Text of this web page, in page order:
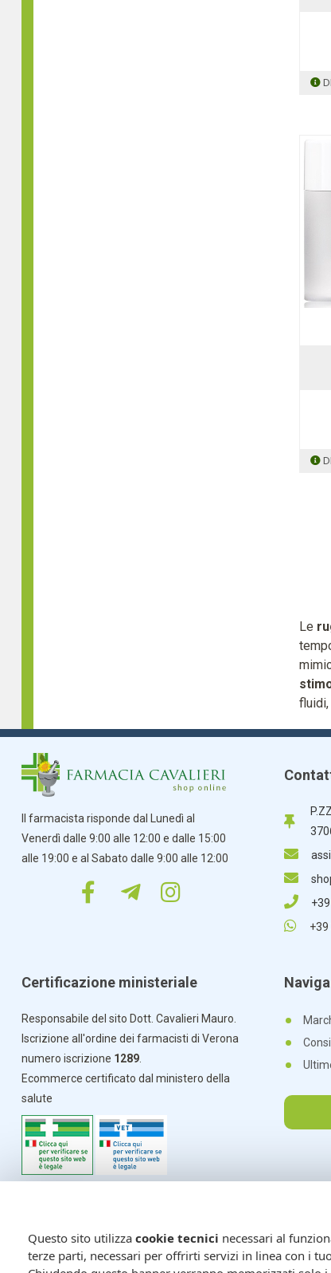
Le
Il farmacista risponde dal Lunedì al
Venerdì dalle 9:00 alle 12:00 e dalle 15:00
alle 19:00 e al Sabato dalle 9:00 alle 12:00
Certificazione ministeriale
Responsabile del sito Dott. Cavalieri Mauro.
Iscrizione all'ordine dei farmacisti di Verona
numero iscrizione 1289.
Ecommerce certificato dal ministero della
salute
Questo sito utilizza cookie tecnici necessari al
terze parti, necessari per offrirti servizi in linea con i